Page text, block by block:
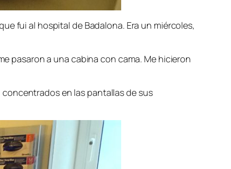
fui al hospital de Badalona. Era un miércoles,
pasaron a una cabina con cama. Me hicieron
en las pantallas de sus